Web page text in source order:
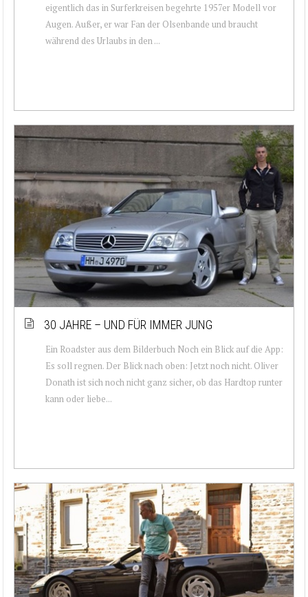
eigentlich das in Surferkreisen begehrte 1957er Modell vor
Augen. Außer, er war Fan der Olsenbande und braucht
während des Urlaubs in den ...
30 JAHRE – UND FÜR IMMER JUNG
Ein Roadster aus dem Bilderbuch Noch ein Blick auf die App:
Es soll regnen. Der Blick nach oben: Jetzt noch nicht. Oliver
Donath ist sich noch nicht ganz sicher, ob das Hardtop runter
kann oder liebe...